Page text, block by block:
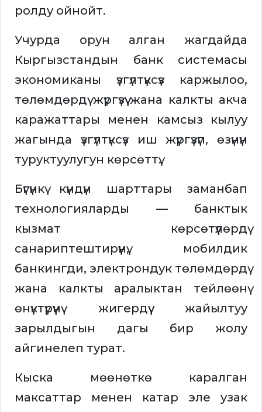
ролду ойнойт.
Учурда орун алган жагдайда
Кыргызстандын банк системасы
экономиканы үзгүлтүксүз каржылоо,
төлөмдөрдү жүргүзүү жана калкты акча
каражаттары менен камсыз кылуу
жагында үзгүлтүксүз иш жүргүзүп, өзүнүн
туруктуулугун көрсөттү.
Бүгүнкү күндүн шарттары заманбап
технологияларды — банктык
кызмат көрсөтүүлөрдү
санариптештирүүнү, мобилдик
банкингди, электрондук төлөмдөрдү
жана калкты аралыктан тейлөөнү
өнүктүрүүнү жигердүү жайылтуу
зарылдыгын дагы бир жолу
айгинелеп турат.
Кыска мөөнөткө каралган
максаттар менен катар эле узак